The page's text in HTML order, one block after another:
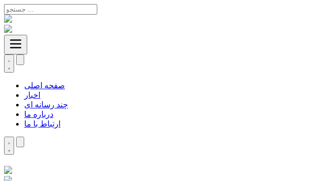
صفحه اصلی
اخبار
چند رسانه ای
درباره ما
ارتباط با ما